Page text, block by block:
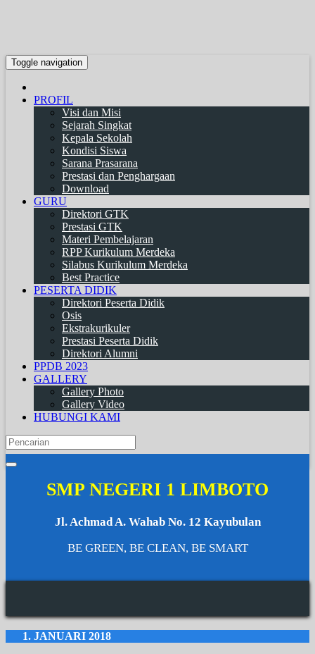
Toggle navigation
PROFIL
Visi dan Misi
Sejarah Singkat
Kepala Sekolah
Kondisi Siswa
Sarana Prasarana
Prestasi dan Penghargaan
Download
GURU
Direktori GTK
Prestasi GTK
Materi Pembelajaran
RPP Kurikulum Merdeka
Silabus Kurikulum Merdeka
Best Practice
PESERTA DIDIK
Direktori Peserta Didik
Osis
Ekstrakurikuler
Prestasi Peserta Didik
Direktori Alumni
PPDB 2023
GALLERY
Gallery Photo
Gallery Video
HUBUNGI KAMI
SMP NEGERI 1 LIMBOTO
Jl. Achmad A. Wahab No. 12 Kayubulan
BE GREEN, BE CLEAN, BE SMART
JANUARI 2018